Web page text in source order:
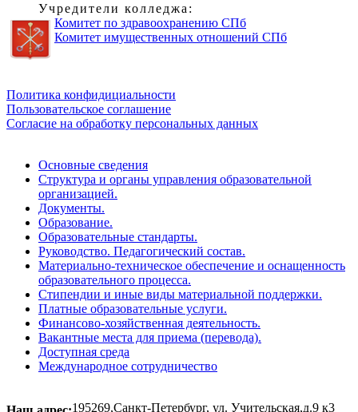
Учредители колледжа:
Комитет по здравоохранению СПб
Комитет имущественных отношений СПб
Политика конфидициальности
Пользовательское соглашение
Согласие на обработку персональных данных
Основные сведения
Структура и органы управления образовательной
организацией.
Документы.
Образование.
Образовательные стандарты.
Руководство. Педагогический состав.
Материально-техническое обеспечение и оснащенность
образовательного процесса.
Стипендии и иные виды материальной поддержки.
Платные образовательные услуги.
Финансово-хозяйственная деятельность.
Вакантные места для приема (перевода).
Доступная среда
Международное сотрудничество
195269,Санкт-Петербург, ул. Учительская,д.9 к3